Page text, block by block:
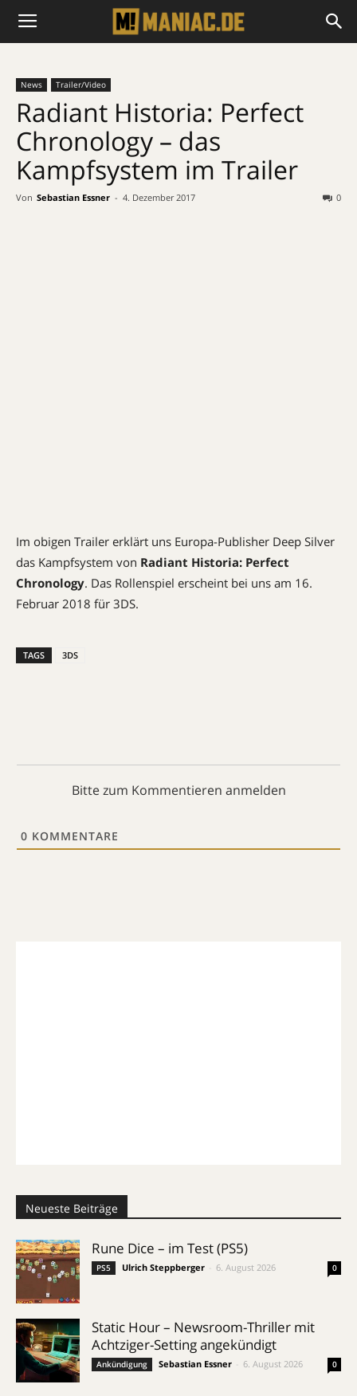
News Trailer/Video
Radiant Historia: Perfect
Chronology – das
Kampfsystem im Trailer
Von Sebastian Essner - 4. Dezember 2017 0
Im obigen Trailer erklärt uns Europa-Publisher Deep Silver
das Kampfsystem von Radiant Historia: Perfect
Chronology. Das Rollenspiel erscheint bei uns am 16.
Februar 2018 für 3DS.
TAGS 3DS
Bitte zum Kommentieren anmelden
0 KOMMENTARE
Neueste Beiträge
Rune Dice – im Test (PS5)
PS5 Ulrich Steppberger 6. August 2026 0
Static Hour – Newsroom-Thriller mit
Achtziger-Setting angekündigt
Ankündigung Sebastian Essner 6. August 2026 0